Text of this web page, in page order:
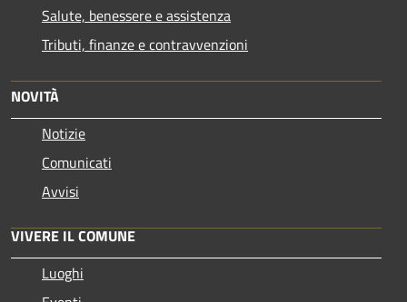
Salute, benessere e assistenza
Tributi, finanze e contravvenzioni
NOVITÀ
Notizie
Comunicati
Avvisi
VIVERE IL COMUNE
Luoghi